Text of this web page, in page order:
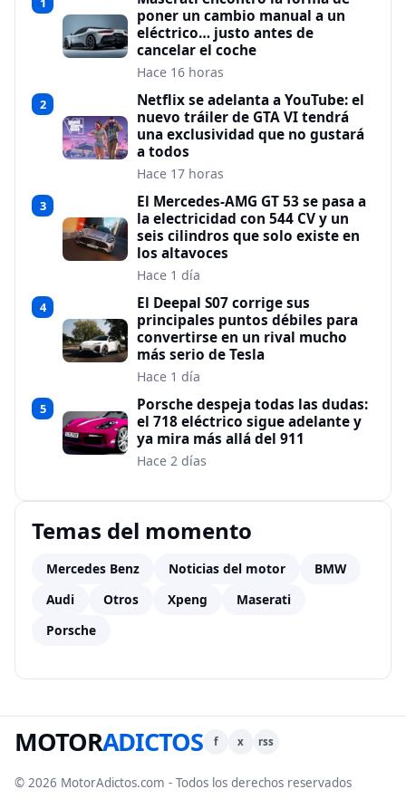
poner un cambio manual a un
eléctrico… justo antes de
cancelar el coche
Hace 16 horas
2
Netflix se adelanta a YouTube: el
nuevo tráiler de GTA VI tendrá
una exclusividad que no gustará
a todos
Hace 17 horas
3
El Mercedes-AMG GT 53 se pasa a
la electricidad con 544 CV y un
seis cilindros que solo existe en
los altavoces
Hace 1 día
4
El Deepal S07 corrige sus
principales puntos débiles para
convertirse en un rival mucho
más serio de Tesla
Hace 1 día
5
Porsche despeja todas las dudas:
el 718 eléctrico sigue adelante y
ya mira más allá del 911
Hace 2 días
Temas del momento
Mercedes Benz Noticias del motor
BMW
Audi
Otros Xpeng
Maserati
Porsche
MOTORADICTOS f x rss
© 2026 MotorAdictos.com - Todos los derechos reservados